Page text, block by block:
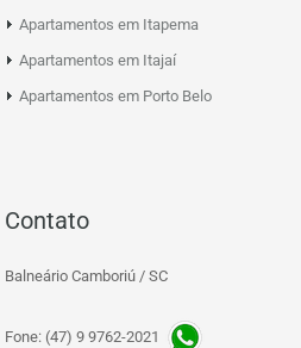
Apartamentos em Itapema
Apartamentos em Itajaí
Apartamentos em Porto Belo
Contato
Balneário Camboriú / SC
Fone: (47) 9 9762-2021